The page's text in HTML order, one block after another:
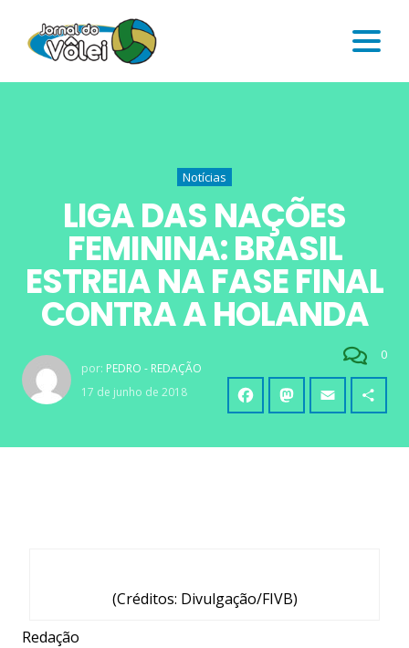
Notícias
LIGA DAS NAÇÕES
FEMININA: BRASIL
ESTREIA NA FASE FINAL
CONTRA A HOLANDA
por: PEDRO - REDAÇÃO
17 de junho de 2018
0
(Créditos: Divulgação/FIVB)
Redação